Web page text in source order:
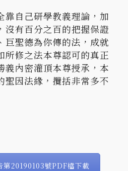
靠自己研學教義理論，加
沒有百分之百的把握保證
巨聖德為你傳的法，成就
所修之法本尊認可的真正
義內密灌頂本尊授承，本
聖因法緣，攬括非常多不
第20190103號PDF檔下載